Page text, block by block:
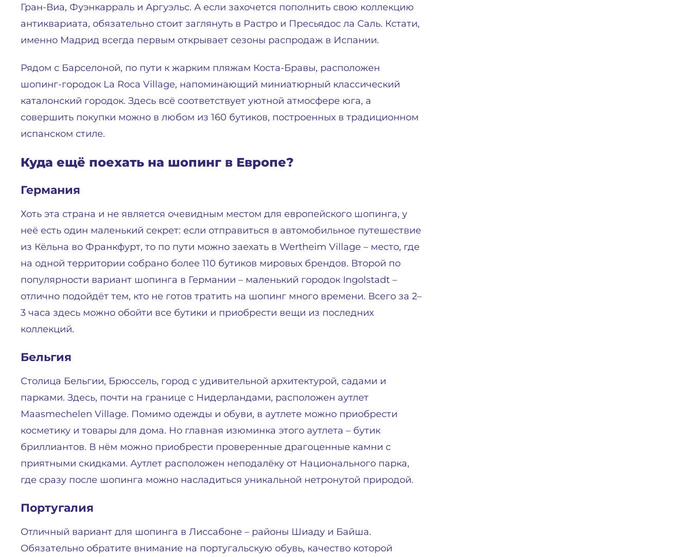
Гран-Виа, Фуэнкарраль и Аргуэльс. А если захочется пополнить свою коллекцию
антиквариата, обязательно стоит заглянуть в Растро и Пресьядос ла Саль. Кстати,
именно Мадрид всегда первым открывает сезоны распродаж в Испании.
Рядом с Барселоной, по пути к жарким пляжам Коста-Бравы, расположен
шопинг-городок La Roca Village, напоминающий миниатюрный классический
каталонский городок. Здесь всё соответствует уютной атмосфере юга, а
совершить покупки можно в любом из 160 бутиков, построенных в традиционном
испанском стиле.
Куда ещё поехать на шопинг в Европе?
Германия
Хоть эта страна и не является очевидным местом для европейского шопинга, у
неё есть один маленький секрет: если отправиться в автомобильное путешествие
из Кёльна во Франкфурт, то по пути можно заехать в Wertheim Village – место, где
на одной территории собрано более 110 бутиков мировых брендов. Второй по
популярности вариант шопинга в Германии – маленький городок Ingolstadt –
отлично подойдёт тем, кто не готов тратить на шопинг много времени. Всего за 2–
3 часа здесь можно обойти все бутики и приобрести вещи из последних
коллекций.
Бельгия
Столица Бельгии, Брюссель, город с удивительной архитектурой, садами и
парками. Здесь, почти на границе с Нидерландами, расположен аутлет
Maasmechelen Village. Помимо одежды и обуви, в аутлете можно приобрести
косметику и товары для дома. Но главная изюминка этого аутлета – бутик
бриллиантов. В нём можно приобрести проверенные драгоценные камни с
приятными скидками. Аутлет расположен неподалёку от Национального парка,
где сразу после шопинга можно насладиться уникальной нетронутой природой.
Португалия
Отличный вариант для шопинга в Лиссабоне – районы Шиаду и Байша.
Обязательно обратите внимание на португальскую обувь, качество которой